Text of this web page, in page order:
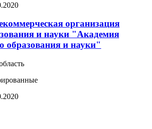
организация
и науки "Академия
образования и науки"